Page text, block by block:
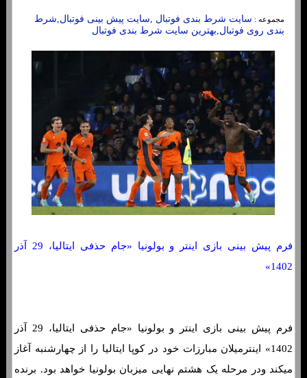
مجموعه : سایت شرط بندی فوتبال ,سایت پیش بینی فوتبال,شرط
بندی روی فوتبال,بهترین سایت شرط بندی فوتبال
فرم پیش بینی بازی اینتر و بولونیا «جام حذفی ایتالیا، 29 آذر
1402»
فرم پیش بینی بازی اینتر و بولونیا «جام حذفی ایتالیا، 29 آذر
1402» اینترمیلان مبارزات خود در کوپا ایتالیا را از چهارشنبه آغاز
میکند ودر مرحله یک هشتم نهایی میزبان بولونیا خواهد بود. برنده